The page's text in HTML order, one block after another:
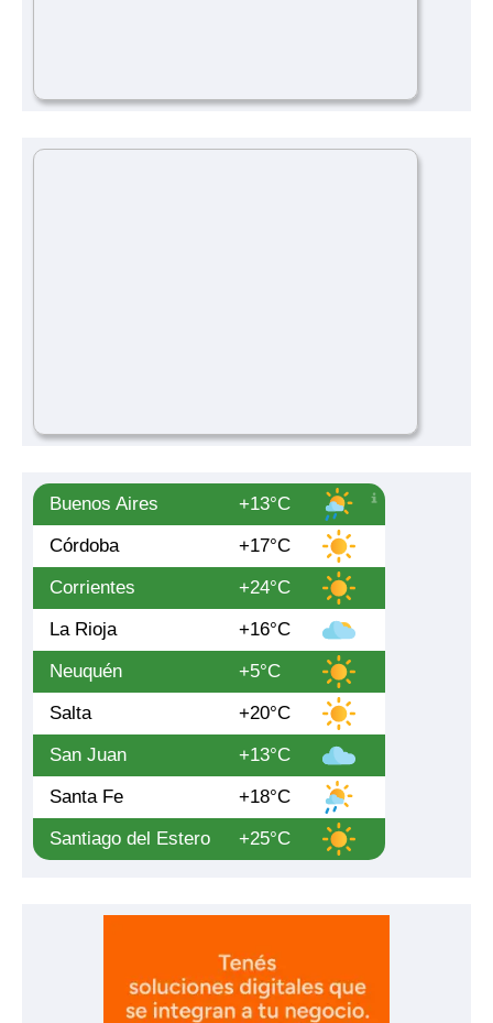
Buenos Aires
+13°C
Córdoba
+17°C
Corrientes
+24°C
La Rioja
+16°C
Neuquén
+5°C
Salta
+20°C
San Juan
+13°C
Santa Fe
+18°C
Santiago del Estero
+25°C